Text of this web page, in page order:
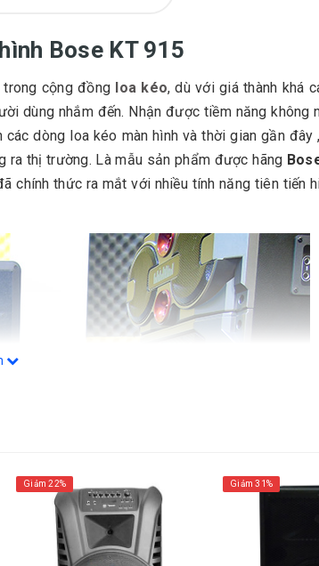
Bose KT 915
cộng đồng loa kéo, dù với giá thành khá
dùng nhắm đến. Nhận được tiềm năng không
dòng loa kéo màn hình và thời gian gần đây
ra thị trường. Là mẫu sản phẩm được hãng
chính thức ra mắt với nhiều tính năng tiên tiến
Giảm 22% Giảm 31%